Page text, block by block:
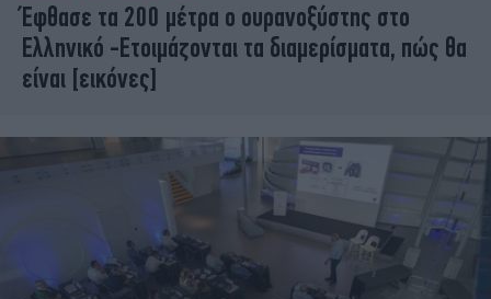
Έφθασε τα 200 μέτρα ο ουρανοξύστης στο
Ελληνικό -Ετοιμάζονται τα διαμερίσματα, πώς θα
είναι [εικόνες]